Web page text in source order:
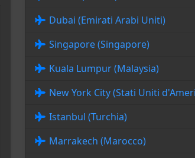
Dubai (Emirati Arabi Uniti)
Singapore (Singapore)
Kuala Lumpur (Malaysia)
New York City (Stati Uniti
Istanbul (Turchia)
Marrakech (Marocco)